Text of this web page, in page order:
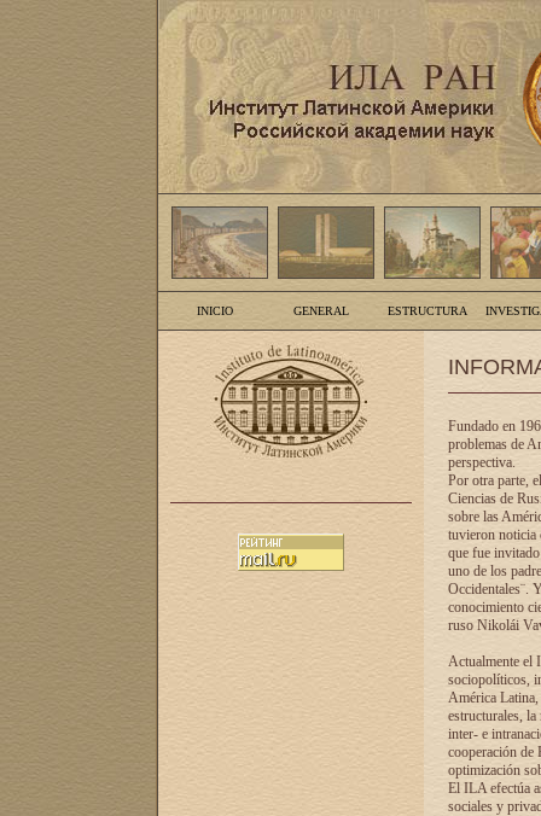
INICIO GENERAL ESTRUCTURA
Fundado en
problemas de
perspectiva.
Por otra parte,
Ciencias de
sobre las
tuvieron noticia
que fue
uno de los
Occidentales¨.
conocimiento
ruso Nikolái
Actualmente el
sociopolíticos,
América Latina,
estructurales,
inter- e
cooperación de
optimización
El ILA efectúa
sociales y